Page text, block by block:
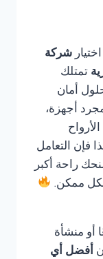
شركة
تمتلك
أمان
أجهزة،
فإن التعامل
راحة أكبر
ممكن.
أو منشأة
أفضل أي